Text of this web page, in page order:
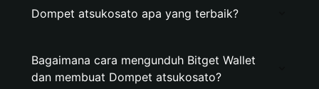
Dompet atsukosato apa yang terbaik?
Bagaimana cara mengunduh Bitget Wallet
dan membuat Dompet atsukosato?